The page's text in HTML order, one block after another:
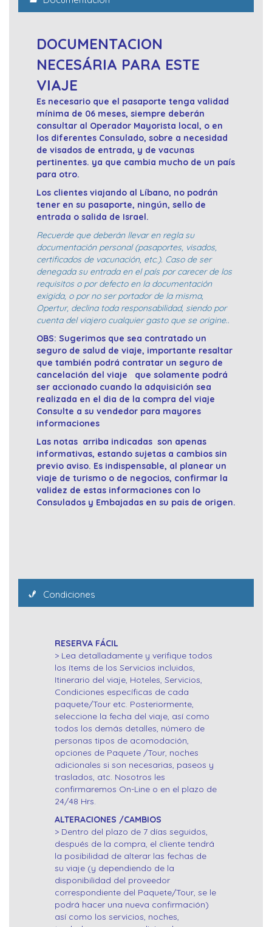
DOCUMENTACION
NECESÁRIA PARA ESTE
VIAJE
Es necesario que el pasaporte tenga validad
mínima de 06 meses, siempre deberán
consultar al Operador Mayorista local, o en
los diferentes Consulado, sobre a necesidad
de visados de entrada, y de vacunas
pertinentes. ya que cambia mucho de un país
para otro.
Los clientes viajando al Líbano, no podrán
tener en su pasaporte, ningún, sello de
entrada o salida de Israel.
Recuerde que deberán llevar en regla su
documentación personal (pasaportes, visados,
certificados de vacunación, etc.). Caso de ser
denegada su entrada en el país por carecer de los
requisitos o por defecto en la documentación
exigida, o por no ser portador de la misma,
Opertur, declina toda responsabilidad, siendo por
cuenta del viajero cualquier gasto que se origine..
OBS: Sugerimos que sea contratado un
seguro de salud de viaje, importante resaltar
que también podrá contratar un seguro de
cancelación del viaje que solamente podrá
ser accionado cuando la adquisición sea
realizada en el dia de la compra del viaje
Consulte a su vendedor para mayores
informaciones
Las notas arriba indicadas son apenas
informativas, estando sujetas a cambios sin
previo aviso. Es indispensable, al planear un
viaje de turismo o de negocios, confirmar la
validez de estas informaciones con lo
Consulados y Embajadas en su pais de origen.
Condiciones
RESERVA FÁCIL
> Lea detalladamente y verifique todos
los ítems de los Servicios incluidos,
Itinerario del viaje, Hoteles, Servicios,
Condiciones específicas de cada
paquete/Tour etc. Posteriormente,
seleccione la fecha del viaje, así como
todos los demás detalles, número de
personas tipos de acomodación,
opciones de Paquete /Tour, noches
adicionales si son necesarias, paseos y
traslados, atc. Nosotros les
confirmaremos On-Line o en el plazo de
24/48 Hrs.
ALTERACIONES /CAMBIOS
> Dentro del plazo de 7 días seguidos,
después de la compra, el cliente tendrá
la posibilidad de alterar las fechas de
su viaje (y dependiendo de la
disponibilidad del proveedor
correspondiente del Paquete/Tour, se le
podrá hacer una nueva confirmación)
así como los servicios, noches,